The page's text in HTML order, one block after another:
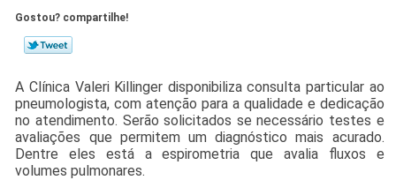
Gostou? compartilhe!
A Clínica Valeri Killinger disponibiliza consulta particular ao
pneumologista, com atenção para a qualidade e dedicação
no atendimento. Serão solicitados se necessário testes e
avaliações que permitem um diagnóstico mais acurado.
Dentre eles está a espirometria que avalia fluxos e
volumes pulmonares.